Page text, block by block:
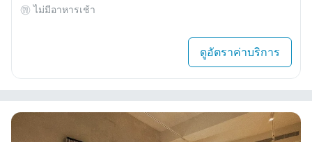
ไม่มีอาหารเช้า
ดูอัตราค่าบริการ